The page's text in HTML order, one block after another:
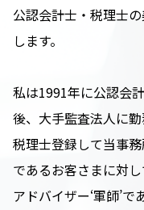
公認会計士・税理士
します。
私は1991年に公認会
後、大手監査法人に
税理士登録して当事
であるお客さまに対
アドバイザー‘軍師’